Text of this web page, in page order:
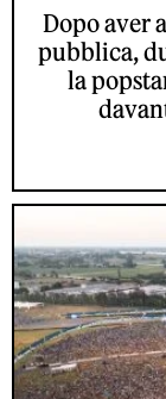
Dopo aver
pubblica,
la